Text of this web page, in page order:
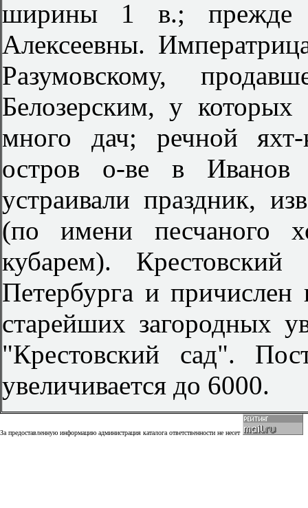
ширины 1 в.; прежде
Алексеевны.
Разумовскому,
Белозерским, у
много дач; речной
остров о-ве в
устраивали праздник,
(по имени песчаного
кубарем).
Петербурга и причислен
старейших загородных
"Крестовский сад".
увеличивается до 6000.
За предоставленную информацию администрация каталога ответственности не несет